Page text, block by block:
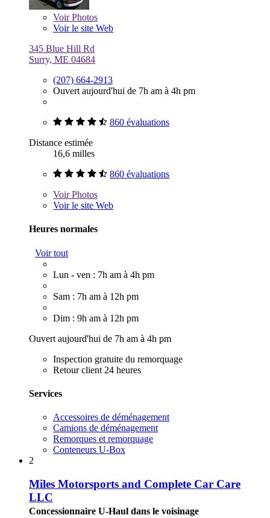
VoirPhotos
Voir le site Web
345 Blue Hill Rd
Surry, ME 04684
(207) 664-2913
Ouvert aujourd'hui de 7h am à 4h pm
860 évaluations
Distance estimée
16,6 milles
860 évaluations
VoirPhotos
Voir le site Web
Heures normales
Voir tout
Lun - ven : 7h am à 4h pm
Sam : 7h am à 12h pm
Dim : 9h am à 12h pm
Ouvert aujourd'hui de 7h am à 4h pm
Inspection gratuite du remorquage
Retour client 24 heures
Services
Accessoires de déménagement
Camions de déménagement
Remorques et remorquage
Conteneurs U-Box
2
Miles Motorsports and Complete Car Care
LLC
Concessionnaire U-Haul dans le voisinage